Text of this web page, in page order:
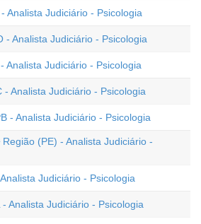
Analista Judiciário - Psicologia
- Analista Judiciário - Psicologia
Analista Judiciário - Psicologia
- Analista Judiciário - Psicologia
- Analista Judiciário - Psicologia
(PE) - Analista Judiciário -
Judiciário - Psicologia
Analista Judiciário - Psicologia